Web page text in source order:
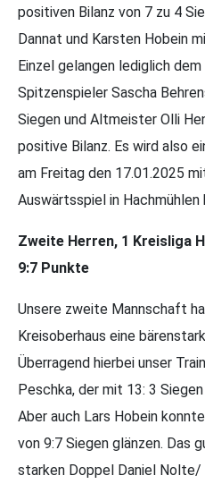
positiven Bilanz von 7 zu 4
Dannat und Karsten Hobein
Einzel gelangen lediglich
Spitzenspieler Sascha
Siegen und Altmeister Olli
positive Bilanz. Es wird also
am Freitag den 17.01.2025
Auswärtsspiel in Hachmühlen
Zweite Herren, 1 Kreisliga
9:7 Punkte
Unsere zweite Mannschaft
Kreisoberhaus eine
Überragend hierbei unser
Peschka, der mit 13: 3
Aber auch Lars Hobein
von 9:7 Siegen glänzen. Das
starken Doppel Daniel Nolte/